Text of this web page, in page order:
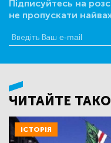
Підписуйтесь на
не пропускати
ЧИТАЙТЕ
ІСТОРІЯ